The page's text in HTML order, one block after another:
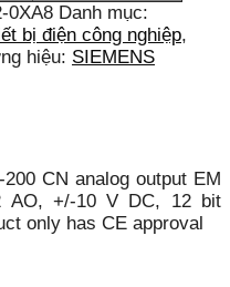
0XA8 Danh mục:
bị điện công nghiệp,
hiệu: SIEMENS
CN analog output EM
AO, +/-10 V DC, 12 bit
only has CE approval